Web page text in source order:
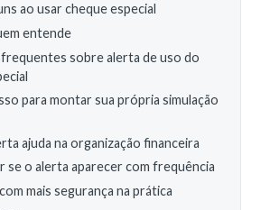
ao usar cheque especial
entende
sobre alerta de uso do
para montar sua própria simulação
ajuda na organização financeira
se o alerta aparecer com frequência
mais segurança na prática